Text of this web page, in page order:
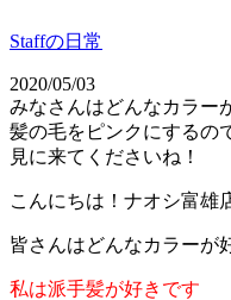
Staffの日常
2020/05/03
みなさんはどんなカラー
髪の毛をピンクにするの
見に来てくださいね！
こんにちは！ナオシ富雄
皆さんはどんなカラーが
私は派手髪が好きです